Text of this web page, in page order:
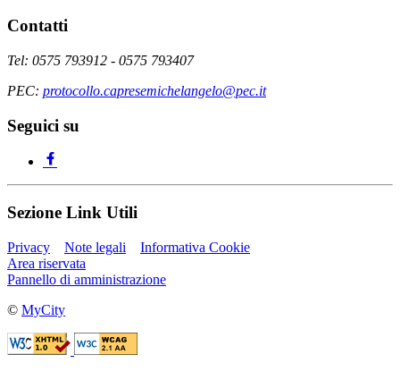
Contatti
Tel: 0575 793912 - 0575 793407
PEC: protocollo.capresemichelangelo@pec.it
Seguici su
Sezione Link Utili
Privacy Note legali
Informativa Cookie
Area riservata
Pannello di amministrazione
© MyCity